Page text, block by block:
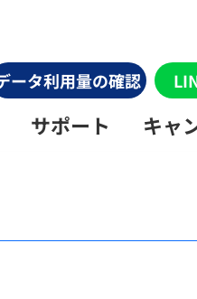
ータ利用量の確認
サポート キャ